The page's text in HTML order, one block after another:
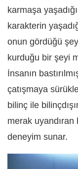
karmaşa
karakterin
onun gördüğü
kurduğu bir şeyi
İnsanın
çatışmaya
bilinç ile
merak
deneyim sunar.